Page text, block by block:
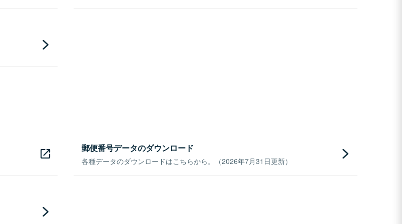
郵便番号データのダウンロード
各種データのダウンロードはこちらから。（2026年7月31日更新）